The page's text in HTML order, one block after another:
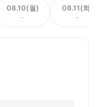
08.10(월)
-
08.11(화)
-